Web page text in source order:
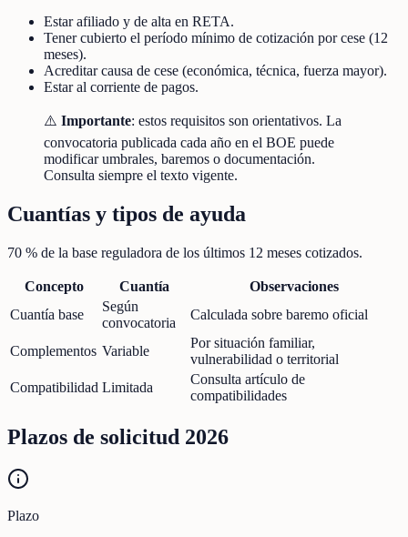
Estar afiliado y de alta en RETA.
Tener cubierto el período mínimo de cotización por cese (12
meses).
Acreditar causa de cese (económica, técnica, fuerza mayor).
Estar al corriente de pagos.
⚠️ Importante: estos requisitos son orientativos. La
convocatoria publicada cada año en el BOE puede
modificar umbrales, baremos o documentación.
Consulta siempre el texto vigente.
Cuantías y tipos de ayuda
70 % de la base reguladora de los últimos 12 meses cotizados.
Concepto Cuantía
Observaciones
Cuantía base
Según
convocatoria
Calculada sobre baremo oficial
Complementos Variable
Por situación familiar,
vulnerabilidad o territorial
Compatibilidad Limitada
Consulta artículo de
compatibilidades
Plazos de solicitud 2026
Plazo